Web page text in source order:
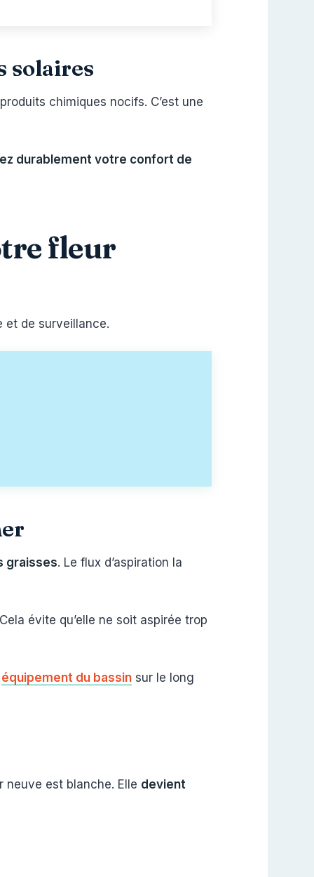
solaires
chimiques nocifs. C’est une
durablement votre confort de
fleur
et de surveillance.
graisses. Le flux d’aspiration la
évite qu’elle ne soit aspirée trop
équipement du bassin sur le long
neuve est blanche. Elle devient